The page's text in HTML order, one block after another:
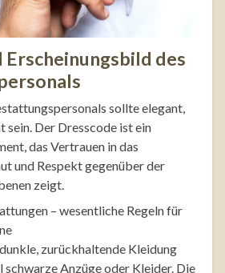
Erscheinungsbild des
sollte elegant,
sein. Der Dresscode ist ein
das Vertrauen in das
und Respekt gegenüber der
zeigt.
– wesentliche Regeln für
zurückhaltende Kleidung
schwarze Anzüge oder Kleider. Die